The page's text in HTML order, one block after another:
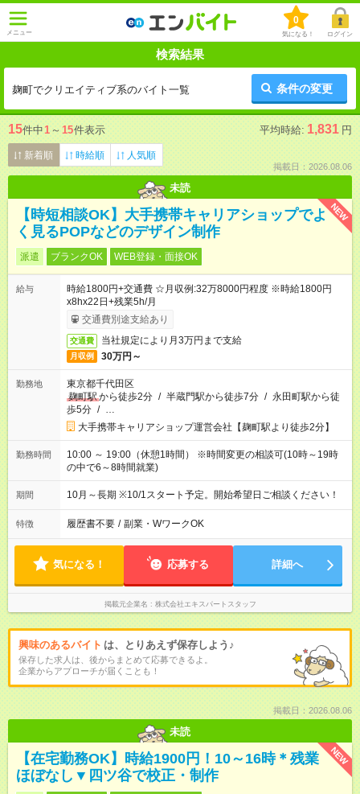
メニュー
0
気になる！ ログイン
検索結果
麹町でクリエイティブ系のバイト一覧 条件の変更
15件中1 ～ 15件表示 平均時給: 1,831 円
新着順 時給順 人気順
掲載日：2026.08.06
未読
NEW
【時短相談OK】大手携帯キャリアショップでよ
く見るPOPなどのデザイン制作
派遣 ブランクOK WEB登録・面接OK
給与
時給1800円+交通費 ☆月収例:32万8000円程度 ※時給1800円
x8hx22日+残業5h/月
交通費別途支給あり
交通費 当社規定により月3万円まで支給
月収例 30万円～
勤務地
東京都千代田区
麹町駅から徒歩2分 / 半蔵門駅から徒歩7分 / 永田町駅から徒
歩5分 / …
大手携帯キャリアショップ運営会社【麹町駅より徒歩2分】
勤務時間
10:00 ～ 19:00（休憩1時間） ※時間変更の相談可(10時～19時
の中で6～8時間就業)
期間 10月～長期 ※10/1スタート予定。開始希望日ご相談ください！
特徴 履歴書不要 / 副業・WワークOK
気になる！ 応募する 詳細へ
掲載元企業名 株式会社エキスパートスタッフ
興味のあるバイト は、とりあえず保存しよう♪
保存した求人は、後からまとめて応募できるよ。
企業からアプローチが届くことも！
掲載日：2026.08.06
未読
NEW
【在宅勤務OK】時給1900円！10～16時＊残業
ほぼなし▼四ツ谷で校正・制作